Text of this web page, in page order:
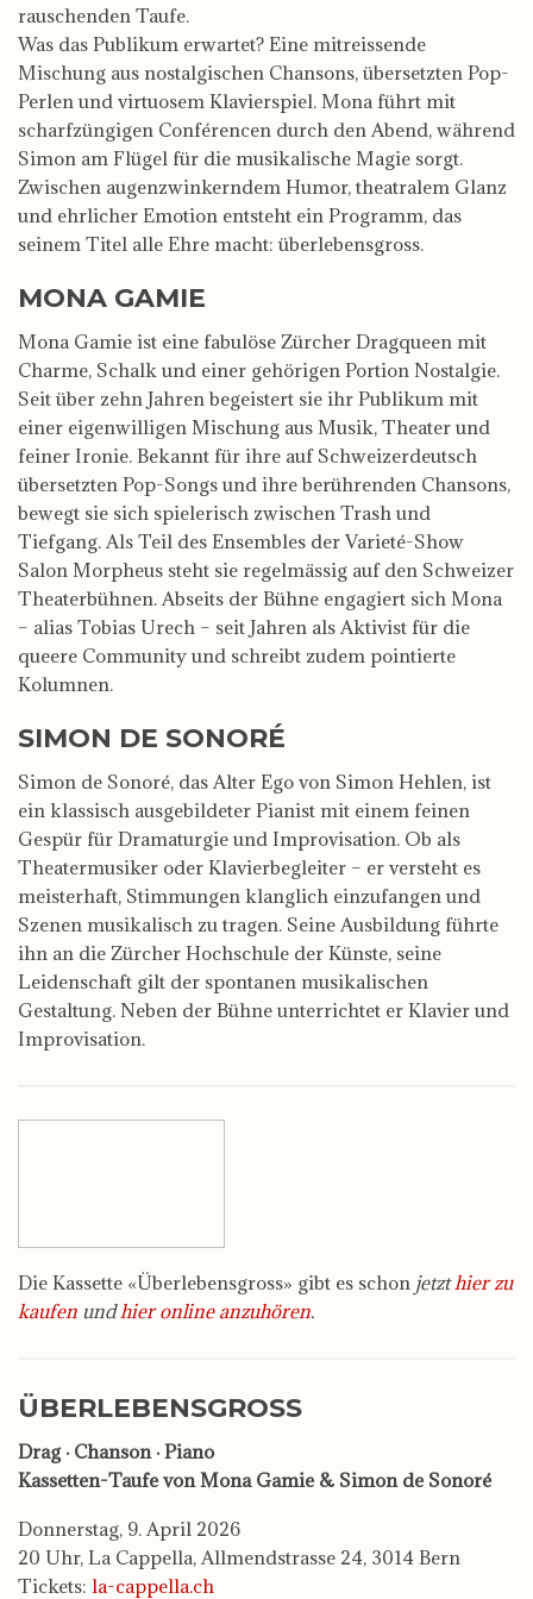
rauschenden Taufe.
Was das Publikum erwartet? Eine mitreissende
Mischung aus nostalgischen Chansons, übersetzten Pop-
Perlen und virtuosem Klavierspiel. Mona führt mit
scharfzüngigen Conférencen durch den Abend, während
Simon am Flügel für die musikalische Magie sorgt.
Zwischen augenzwinkerndem Humor, theatralem Glanz
und ehrlicher Emotion entsteht ein Programm, das
seinem Titel alle Ehre macht: überlebensgross.
MONA GAMIE
Mona Gamie ist eine fabulöse Zürcher Dragqueen mit
Charme, Schalk und einer gehörigen Portion Nostalgie.
Seit über zehn Jahren begeistert sie ihr Publikum mit
einer eigenwilligen Mischung aus Musik, Theater und
feiner Ironie. Bekannt für ihre auf Schweizerdeutsch
übersetzten Pop-Songs und ihre berührenden Chansons,
bewegt sie sich spielerisch zwischen Trash und
Tiefgang. Als Teil des Ensembles der Varieté-Show
Salon Morpheus steht sie regelmässig auf den Schweizer
Theaterbühnen. Abseits der Bühne engagiert sich Mona
– alias Tobias Urech – seit Jahren als Aktivist für die
queere Community und schreibt zudem pointierte
Kolumnen.
SIMON DE SONORÉ
Simon de Sonoré, das Alter Ego von Simon Hehlen, ist
ein klassisch ausgebildeter Pianist mit einem feinen
Gespür für Dramaturgie und Improvisation. Ob als
Theatermusiker oder Klavierbegleiter – er versteht es
meisterhaft, Stimmungen klanglich einzufangen und
Szenen musikalisch zu tragen. Seine Ausbildung führte
ihn an die Zürcher Hochschule der Künste, seine
Leidenschaft gilt der spontanen musikalischen
Gestaltung. Neben der Bühne unterrichtet er Klavier und
Improvisation.
Die Kassette «Überlebensgross» gibt es schon jetzthier zu
kaufen undhier online anzuhören.
ÜBERLEBENSGROSS
Drag · Chanson · Piano
Kassetten-Taufe von Mona Gamie & Simon de Sonoré
Donnerstag, 9. April 2026
20 Uhr, La Cappella, Allmendstrasse 24, 3014 Bern
Tickets: la-cappella.ch